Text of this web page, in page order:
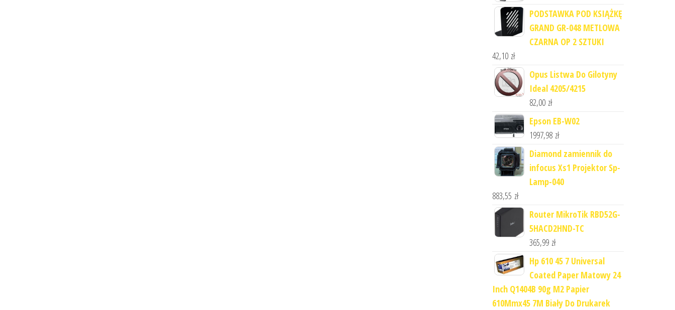
PODSTAWKA POD KSIĄŻKĘ
GRAND GR-048 METLOWA
CZARNA OP 2 SZTUKI
42,10 zł
Opus Listwa Do Gilotyny
Ideal 4205/4215
82,00 zł
Epson EB-W02
1997,98 zł
Diamond zamiennik do
infocus Xs1 Projektor Sp-
Lamp-040
883,55 zł
Router MikroTik RBD52G-
5HACD2HND-TC
365,99 zł
Hp 610 45 7 Universal
Coated Paper Matowy 24
Inch Q1404B 90g M2 Papier
610Mmx45 7M Biały Do Drukarek